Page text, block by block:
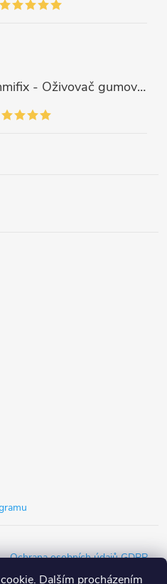
Dalším procházením
Koch Chemie GUF Gummifix - Oživovač gumových koberců (1000ml)
Ochrana osobních údajů GDPR